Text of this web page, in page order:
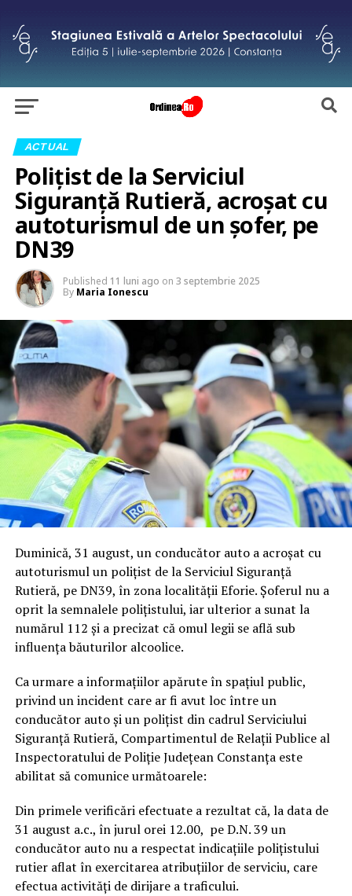
ACTUAL
Polițist de la Serviciul
Siguranță Rutieră, acroșat cu
autoturismul de un șofer, pe
DN39
Published 11 luni ago on 3 septembrie 2025
By Maria Ionescu
Duminică, 31 august, un conducător auto a acroșat cu
autoturismul un polițist de la Serviciul Siguranță
Rutieră, pe DN39, în zona localității Eforie. Șoferul nu a
oprit la semnalele polițistului, iar ulterior a sunat la
numărul 112 și a precizat că omul legii se află sub
influența băuturilor alcoolice.
Ca urmare a informațiilor apărute în spațiul public,
privind un incident care ar fi avut loc între un
conducător auto și un polițist din cadrul Serviciului
Siguranță Rutieră, Compartimentul de Relații Publice al
Inspectoratului de Poliție Județean Constanța este
abilitat să comunice următoarele:
Din primele verificări efectuate a rezultat că, la data de
31 august a.c., în jurul orei 12.00, pe D.N. 39 un
conducător auto nu a respectat indicațiile polițistului
rutier aflat în exercitarea atribuțiilor de serviciu, care
efectua activități de dirijare a traficului.